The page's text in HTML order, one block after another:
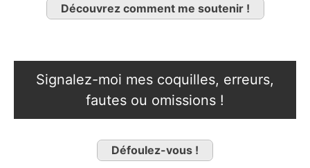
Découvrez comment me soutenir !
Signalez-moi mes coquilles, erreurs,
fautes ou omissions !
Défoulez-vous !